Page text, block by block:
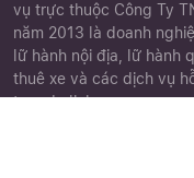
vụ trực thuộc Công Ty
năm 2013 là doanh
lữ hành nội địa, lữ hành
thuê xe và các dịch vụ
tour du lịch.